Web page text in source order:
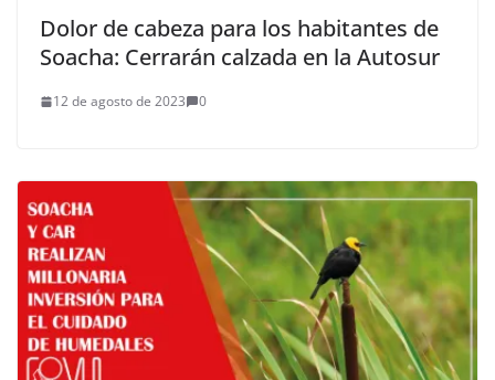
Dolor de cabeza para los habitantes de
Soacha: Cerrarán calzada en la Autosur
12 de agosto de 2023 0